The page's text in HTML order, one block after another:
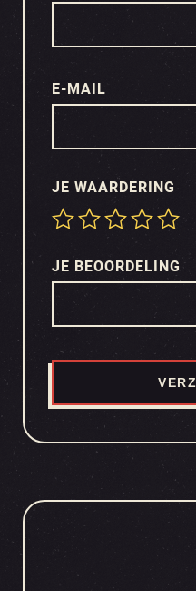
JE WAARDERING
JE BEOORDELING
E-MAIL